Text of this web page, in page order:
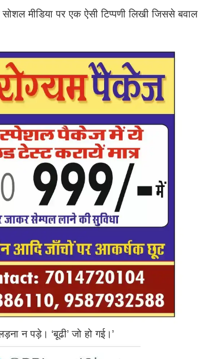
मीडिया पर एक ऐसी टिप्पणी लिखी जिससे बवाल
न पड़े। ‘बूढी’ जो हो गई।’